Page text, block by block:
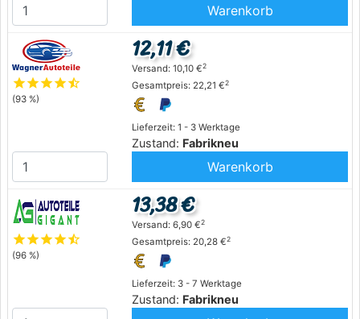
Warenkorb
starstarstarstarstar_half
(93 %)
Lieferzeit: 1 - 3 Werktage
Zustand: Fabrikneu
12,11 €
Versand: 10,10 €2
Gesamtpreis: 22,21 €2
Warenkorb
starstarstarstarstar_half
(96 %)
Lieferzeit: 3 - 7 Werktage
Zustand: Fabrikneu
13,38 €
Versand: 6,90 €2
Gesamtpreis: 20,28 €2